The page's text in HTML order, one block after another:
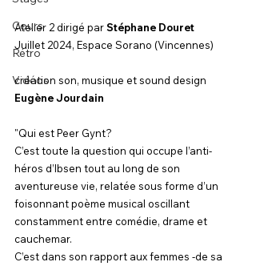
Cours
Rétro
Vidéos
Atelier 2 dirigé par Stéphane Douret
Juillet 2024, Espace Sorano (Vincennes)
création son, musique et sound design
Eugène Jourdain
"Qui est Peer Gynt?
C’est toute la question qui occupe l’anti-
héros d’Ibsen tout au long de son
aventureuse vie, relatée sous forme d’un
foisonnant poème musical oscillant
constamment entre comédie, drame et
cauchemar.
C’est dans son rapport aux femmes -de sa